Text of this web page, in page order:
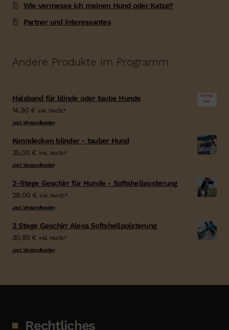
Wie vermesse ich meinen Hund oder Katze?
Partner und Interessantes
Andere Produkte im Programm
Halsband für blinde oder taube Hunde
14,90 € inkl. MwSt.*
zzgl. Versandkosten
Kenndecken blinder - tauber Hund
35,00 € inkl. MwSt.*
zzgl. Versandkosten
2-Stege Geschirr für Hunde - Softshellposterung
28,00 € inkl. MwSt.*
zzgl. Versandkosten
2 Stege Geschirr Alexa Softshellpolsterung
30,95 € inkl. MwSt.*
zzgl. Versandkosten
Rechtliches